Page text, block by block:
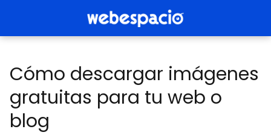
Cómo descargar imágenes
gratuitas para tu web o
blog